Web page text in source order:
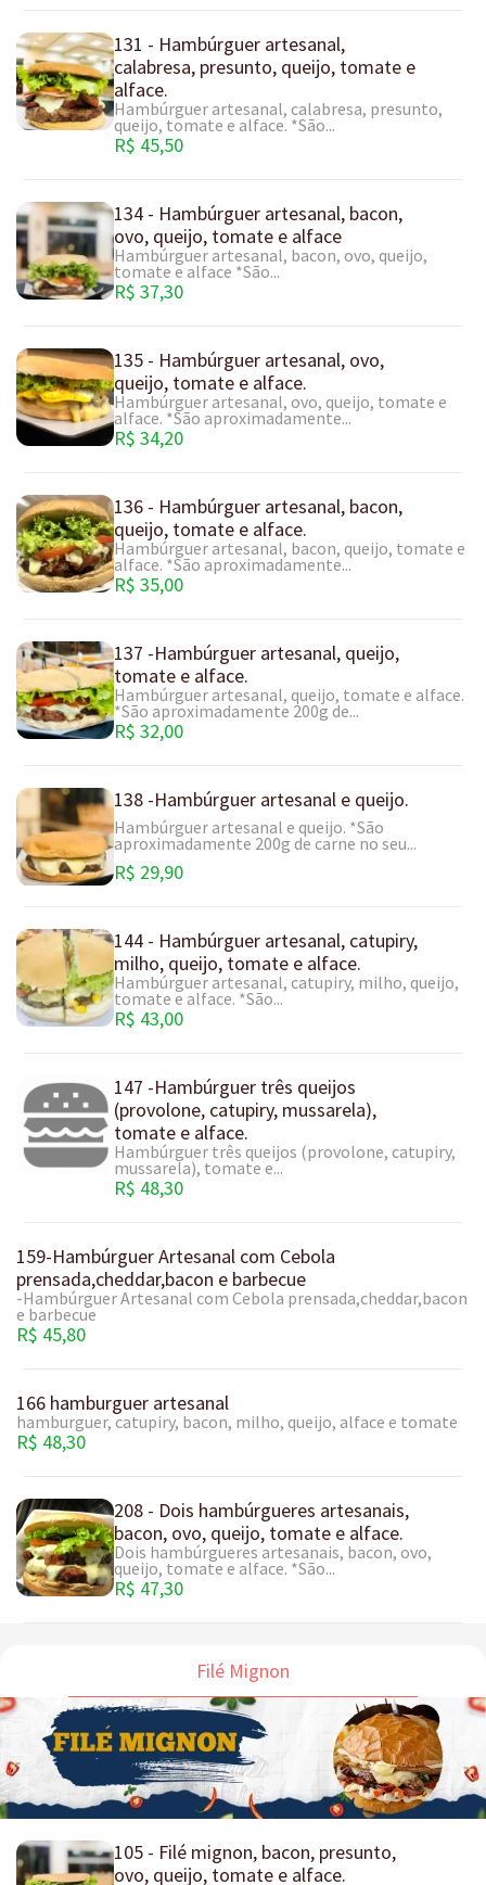
131 - Hambúrguer artesanal,
calabresa, presunto, queijo, tomate e
alface.
Hambúrguer artesanal, calabresa, presunto,
queijo, tomate e alface. *São...
R$ 45,50
134 - Hambúrguer artesanal, bacon,
ovo, queijo, tomate e alface
Hambúrguer artesanal, bacon, ovo, queijo,
tomate e alface *São...
R$ 37,30
135 - Hambúrguer artesanal, ovo,
queijo, tomate e alface.
Hambúrguer artesanal, ovo, queijo, tomate e
alface. *São aproximadamente...
R$ 34,20
136 - Hambúrguer artesanal, bacon,
queijo, tomate e alface.
Hambúrguer artesanal, bacon, queijo, tomate e
alface. *São aproximadamente...
R$ 35,00
137 -Hambúrguer artesanal, queijo,
tomate e alface.
Hambúrguer artesanal, queijo, tomate e alface.
*São aproximadamente 200g de...
R$ 32,00
138 -Hambúrguer artesanal e queijo.
Hambúrguer artesanal e queijo. *São
aproximadamente 200g de carne no seu...
R$ 29,90
144 - Hambúrguer artesanal, catupiry,
milho, queijo, tomate e alface.
Hambúrguer artesanal, catupiry, milho, queijo,
tomate e alface. *São...
R$ 43,00
147 -Hambúrguer três queijos
(provolone, catupiry, mussarela),
tomate e alface.
Hambúrguer três queijos (provolone, catupiry,
mussarela), tomate e...
R$ 48,30
159-Hambúrguer Artesanal com Cebola
prensada,cheddar,bacon e barbecue
-Hambúrguer Artesanal com Cebola prensada,cheddar,bacon
e barbecue
R$ 45,80
166 hamburguer artesanal
hamburguer, catupiry, bacon, milho, queijo, alface e tomate
R$ 48,30
208 - Dois hambúrgueres artesanais,
bacon, ovo, queijo, tomate e alface.
Dois hambúrgueres artesanais, bacon, ovo,
queijo, tomate e alface. *São...
R$ 47,30
Filé Mignon
105 - Filé mignon, bacon, presunto,
ovo, queijo, tomate e alface.